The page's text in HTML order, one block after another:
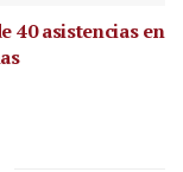
40 asistencias en